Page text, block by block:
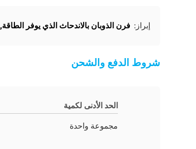
إبراز: فرن الذوبان بالاندحاث الذي يوفر الطاقة,
شروط الدفع والشحن
الحد الأدنى لكمية
مجموعة واحدة